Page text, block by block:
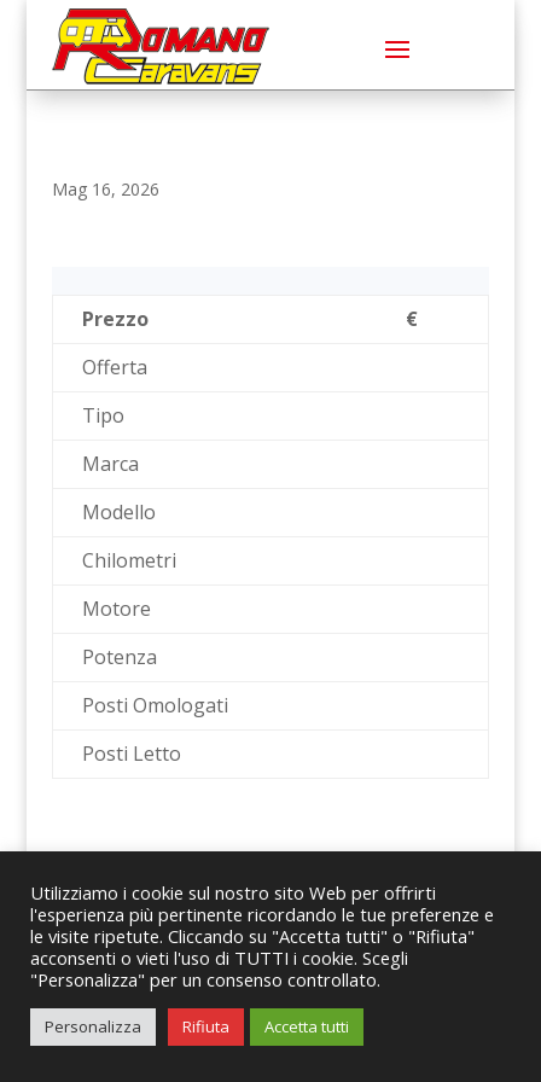
Mag 16, 2026
Prezzo
€
Offerta
Tipo
Marca
Modello
Chilometri
Motore
Potenza
Posti Omologati
Posti Letto
© 2024 Romano Caravans Group S.r.l. – P.IVA
08167441214
Utilizziamo i cookie sul nostro sito Web per offrirti
l'esperienza più pertinente ricordando le tue preferenze e
le visite ripetute. Cliccando su "Accetta tutti" o "Rifiuta"
acconsenti o vieti l'uso di TUTTI i cookie. Scegli
"Personalizza" per un consenso controllato.
Personalizza Rifiuta Accetta tutti